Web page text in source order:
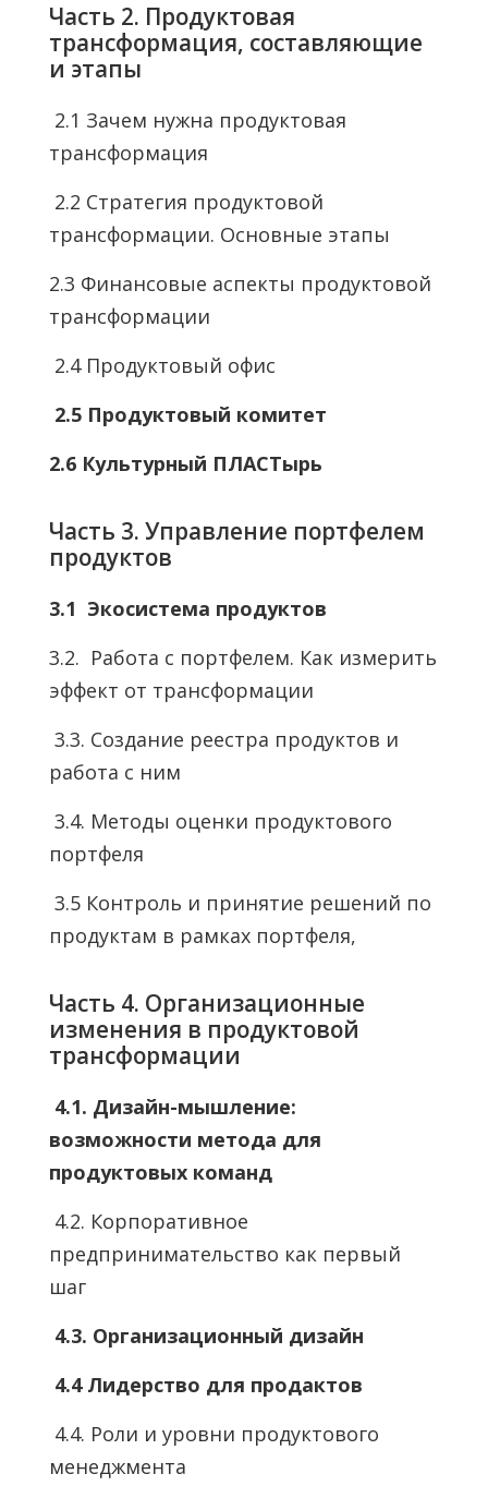
Часть 2. Продуктовая
трансформация, составляющие
и этапы
2.1 Зачем нужна продуктовая
трансформация
2.2 Стратегия продуктовой
трансформации. Основные этапы
2.3 Финансовые аспекты продуктовой
трансформации
2.4 Продуктовый офис
2.5 Продуктовый комитет
2.6 Культурный ПЛАСТырь
Часть 3. Управление портфелем
продуктов
3.1 Экосистема продуктов
3.2. Работа с портфелем. Как измерить
эффект от трансформации
3.3. Создание реестра продуктов и
работа с ним
3.4. Методы оценки продуктового
портфеля
3.5 Контроль и принятие решений по
продуктам в рамках портфеля,
Часть 4. Организационные
изменения в продуктовой
трансформации
4.1. Дизайн-мышление:
возможности метода для
продуктовых команд
4.2. Корпоративное
предпринимательство как первый
шаг
4.3. Организационный дизайн
4.4 Лидерство для продактов
4.4. Роли и уровни продуктового
менеджмента